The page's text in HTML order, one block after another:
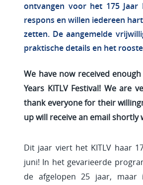
ontvangen voor het 175
respons en willen iedereen
zetten. De aangemelde
praktische details en het
We have now received
Years KITLV Festival! We
thank everyone for their
up will receive an email
Dit jaar viert het KITLV haar
juni! In het gevarieerde
de afgelopen 25 jaar,